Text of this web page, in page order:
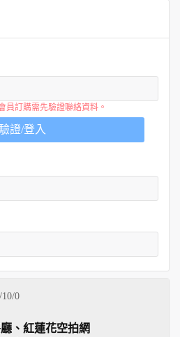
員訂購需先驗證聯絡資料。
驗證/登入
0
、紅蓮花空拍網